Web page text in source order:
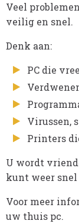
Veel
veilig en snel.
Denk aan:
PC die
Virussen,
Printers
U wordt
kunt weer snel
Voor meer
uw thuis pc.